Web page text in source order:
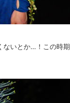
ないとか…！この時期